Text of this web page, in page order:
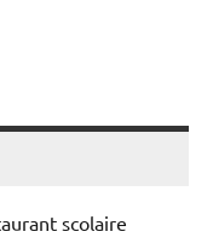
scolaire